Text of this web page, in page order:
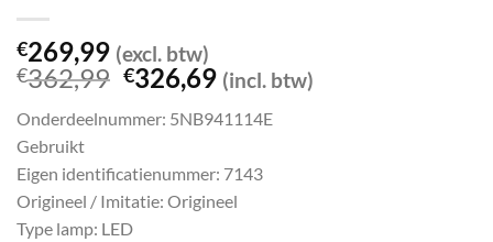
€269,99 (excl. btw)
€362,99 Oorspronkelijke
was:
€326,69Huidige
prijs
is:
(incl. btw)
Onderdeelnummer: 5NB941114E
Gebruikt
Eigen identificatienummer: 7143
Origineel / Imitatie: Origineel
Type lamp: LED